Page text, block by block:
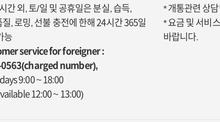
간 외, 토/일 및 공휴일은 분실, 습득,
질, 로밍, 선불 충전에 한해 24시간 365일
능
service for foreigner :
0563(charged number),
9:00 ~ 18:00
12:00 ~ 13:00)
* 개통관련 상
* 요금 및 서비
바랍니다.